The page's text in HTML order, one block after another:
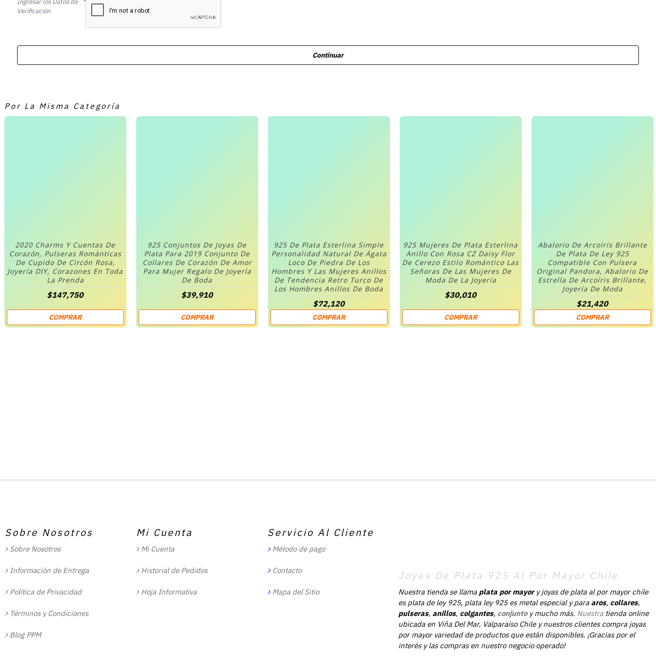
Ingresar los Datos de
Verificación
Continuar
Por La Misma Categoría
2020 Charms Y Cuentas De
Corazón, Pulseras Románticas
De Cupido De Circón Rosa,
Joyería DIY, Corazones En Toda
La Prenda
$147,750
COMPRAR
925 Conjuntos De Joyas De
Plata Para 2019 Conjunto De
Collares De Corazón De Amor
Para Mujer Regalo De Joyería
De Boda
$39,910
COMPRAR
925 De Plata Esterlina Simple
Personalidad Natural De Ágata
Loco De Piedra De Los
Hombres Y Las Mujeres Anillos
De Tendencia Retro Turco De
Los Hombres Anillos De Boda
$72,120
COMPRAR
925 Mujeres De Plata Esterlina
Anillo Con Rosa CZ Daisy Flor
De Cerezo Estilo Romántico Las
Señoras De Las Mujeres De
Moda De La Joyería
$30,010
COMPRAR
Abalorio De Arcoíris Brillante
De Plata De Ley 925
Compatible Con Pulsera
Original Pandora, Abalorio De
Estrella De Arcoíris Brillante,
Joyería De Moda
$21,420
COMPRAR
Sobre Nosotros
Sobre Nosotros
Información de Entrega
Política de Privacidad
Términos y Condiciones
Blog PPM
Mi Cuenta
Mi Cuenta
Historial de Pedidos
Hoja Informativa
Servicio Al Cliente
Método de pago
Contacto
Mapa del Sitio
Joyas De Plata 925 Al Por Mayor Chile
Nuestra tienda se llama plata por mayory joyas de plata al por mayor chile
es plata de ley 925, plata ley 925 es metal especial y para aros, collares,
pulseras, anillos, colgantes, conjunto y mucho más. Nuestra tienda online
ubicada en Viña Del Mar, Valparaíso Chile y nuestros clientes compra joyas
por mayor variedad de productos que están disponibles. ¡Gracias por el
interés y las compras en nuestro negocio operado!